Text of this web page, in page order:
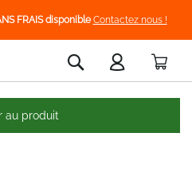
FRAIS disponible Contactez nous !
Rechercher
au produit